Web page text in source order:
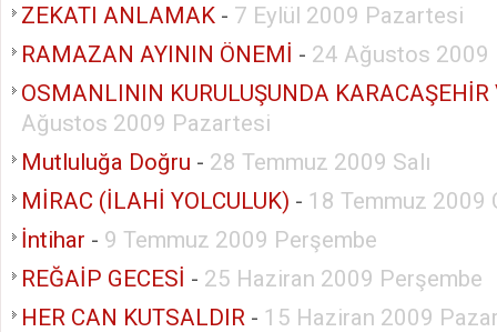
ZEKATI ANLAMAK - 7 Eylül 2009 Pazartesi
RAMAZAN AYININ ÖNEMİ - 24 Ağustos 2009
OSMANLININ KURULUŞUNDA KARACAŞEHİR
Ağustos 2009 Pazartesi
Mutluluğa Doğru - 28 Temmuz 2009 Salı
MİRAC (İLAHİ YOLCULUK) - 18 Temmuz 2009
İntihar - 9 Temmuz 2009 Perşembe
REĞAİP GECESİ - 25 Haziran 2009 Perşembe
HER CAN KUTSALDIR - 15 Haziran 2009